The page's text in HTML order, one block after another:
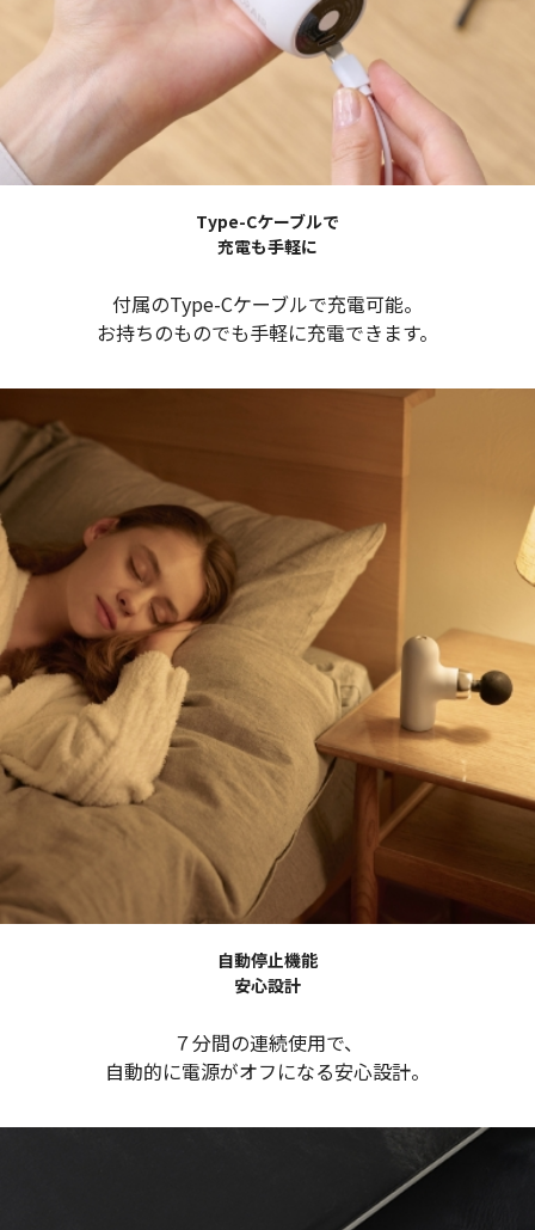
Type-Cケーブルで
充電も手軽に
付属のType-Cケーブルで充電可能。
お持ちのものでも手軽に充電できます。
自動停止機能
安心設計
７分間の連続使用で、
自動的に電源がオフになる安心設計。